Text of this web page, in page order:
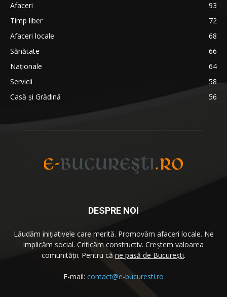
Afaceri
93
Timp liber
72
Afaceri locale
68
Sănătate
66
Naționale
64
Servicii
58
Casă și Grădină
56
DESPRE NOI
Lăudăm iniţiativele care merită. Promovăm afaceri locale. Ne
implicăm social. Criticăm constructiv. Creştem valoarea
comunităţii. Pentru că ne pasă de București.
E-mail: contact@e-bucuresti.ro